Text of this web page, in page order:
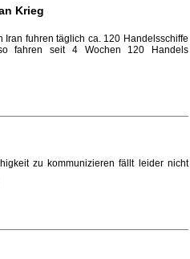
Krieg
Iran fuhren täglich ca. 120 Handelsschiffe
fahren seit 4 Wochen 120 Handels
zu kommunizieren fällt leider nicht